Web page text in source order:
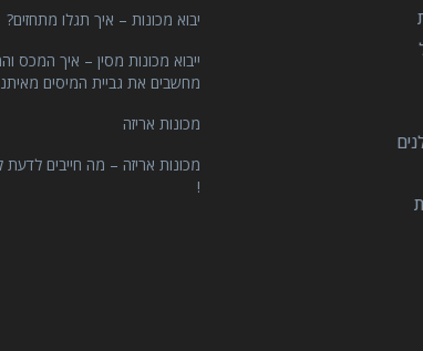
יבוא מכונות – איך תגלו מתחזים?
ייבוא מכונות מסין – איך המכס
מחשבים את גביית המיסים
מכונות אריזה
מכונות אריזה – מה חייבים לדעת
!